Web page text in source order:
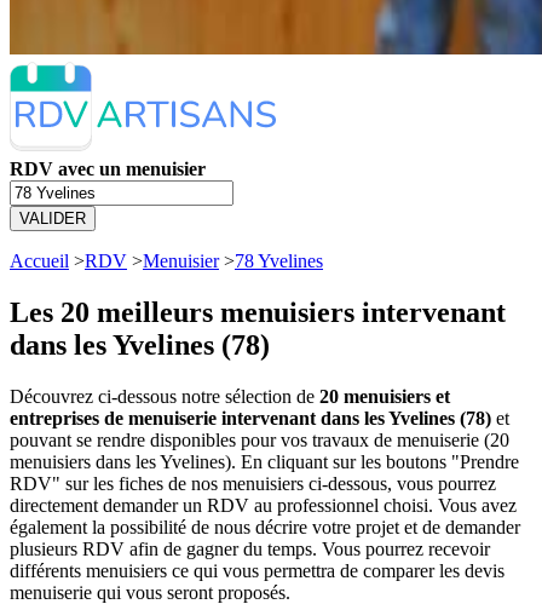
RDV avec un menuisier
VALIDER
Accueil >RDV >Menuisier>78 Yvelines
Les 20 meilleurs menuisiers intervenant
dans les Yvelines (78)
Découvrez ci-dessous notre sélection de 20 menuisiers et
entreprises de menuiserie intervenant dans les Yvelines (78) et
pouvant se rendre disponibles pour vos travaux de menuiserie (20
menuisiers dans les Yvelines). En cliquant sur les boutons "Prendre
RDV" sur les fiches de nos menuisiers ci-dessous, vous pourrez
directement demander un RDV au professionnel choisi. Vous avez
également la possibilité de nous décrire votre projet et de demander
plusieurs RDV afin de gagner du temps. Vous pourrez recevoir
différents menuisiers ce qui vous permettra de comparer les devis
menuiserie qui vous seront proposés.